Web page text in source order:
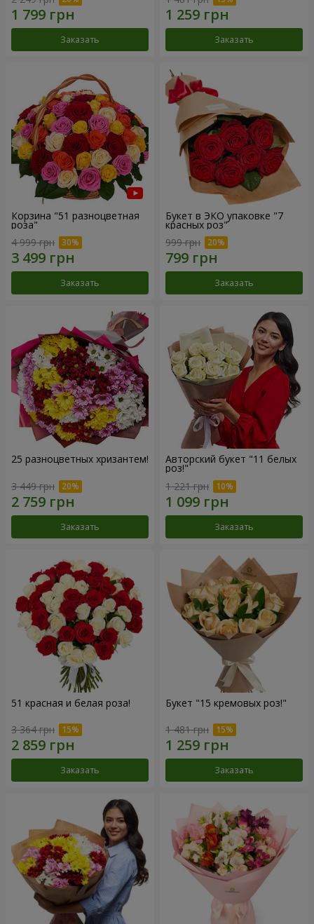
Заказать Заказать
Корзина "51 разноцветная
роза"
4 999 грн
Заказать
Букет в ЭКО упаковке "7
красных роз"
999 грн
Заказать
25 разноцветных хризантем!
3 449 грн
Заказать
Авторский букет "11 белых
роз!"
1 221 грн
Заказать
51 красная и белая роза!
3 364 грн
Заказать
Букет "15 кремовых роз!"
1 481 грн
Заказать